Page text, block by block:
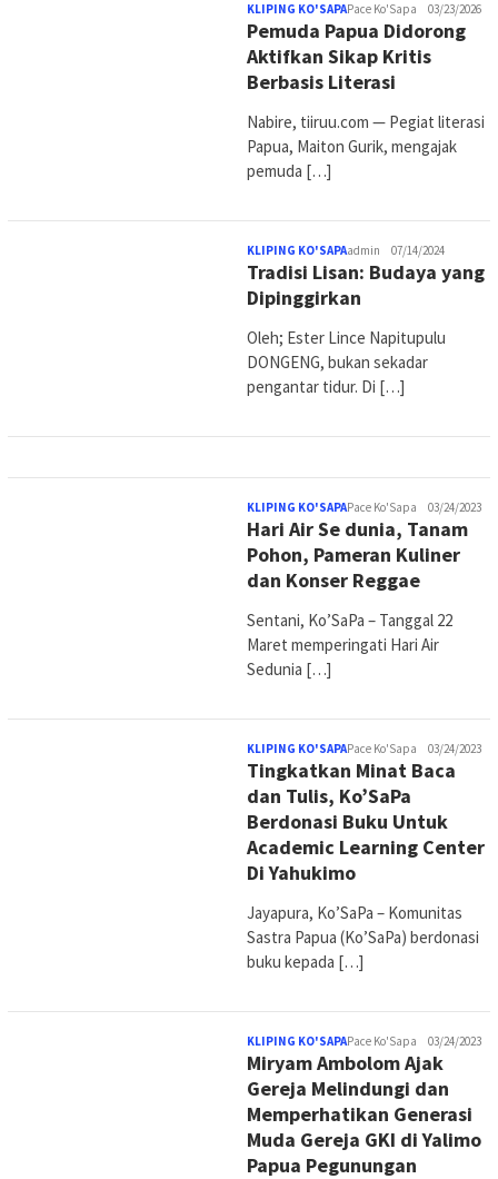
KLIPING KO'SAPAPace Ko'Sapa 03/23/2026
Pemuda Papua Didorong
Aktifkan Sikap Kritis
Berbasis Literasi
Nabire, tiiruu.com — Pegiat literasi
Papua, Maiton Gurik, mengajak
pemuda […]
KLIPING KO'SAPAadmin 07/14/2024
Tradisi Lisan: Budaya yang
Dipinggirkan
Oleh; Ester Lince Napitupulu
DONGENG, bukan sekadar
pengantar tidur. Di […]
KLIPING KO'SAPAPace Ko'Sapa 03/24/2023
Hari Air Se dunia, Tanam
Pohon, Pameran Kuliner
dan Konser Reggae
Sentani, Ko’SaPa – Tanggal 22
Maret memperingati Hari Air
Sedunia […]
KLIPING KO'SAPAPace Ko'Sapa 03/24/2023
Tingkatkan Minat Baca
dan Tulis, Ko’SaPa
Berdonasi Buku Untuk
Academic Learning Center
Di Yahukimo
Jayapura, Ko’SaPa – Komunitas
Sastra Papua (Ko’SaPa) berdonasi
buku kepada […]
KLIPING KO'SAPAPace Ko'Sapa 03/24/2023
Miryam Ambolom Ajak
Gereja Melindungi dan
Memperhatikan Generasi
Muda Gereja GKI di Yalimo
Papua Pegunungan